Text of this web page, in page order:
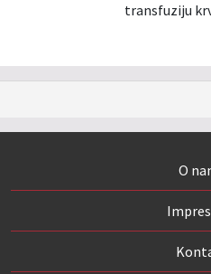
transfuziju
O